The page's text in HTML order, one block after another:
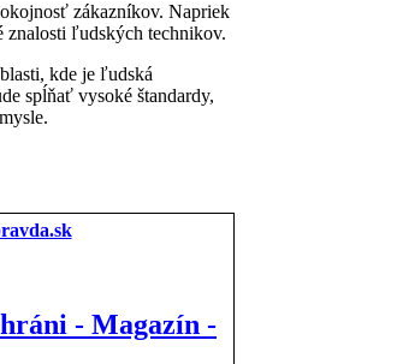
zákazníkov. Napriek
znalosti ľudských technikov.
kde je ľudská
spĺňať vysoké štandardy,
- Magazín -